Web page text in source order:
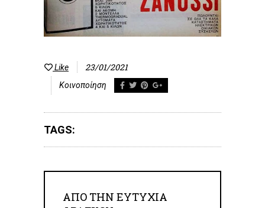
Like 23/01/2021
Κοινοποίηση
TAGS:
ΑΠΟ ΤΗΝ ΕΥΤΥΧΊΑ